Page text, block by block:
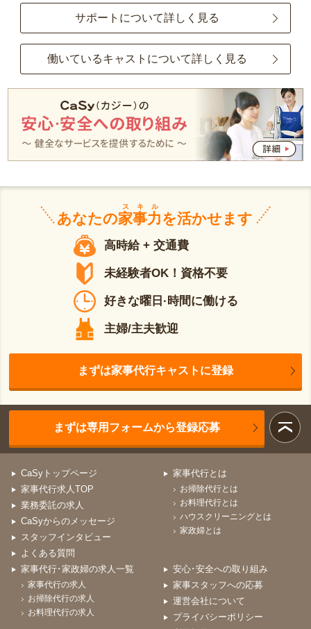
サポートについて詳しく見る
働いているキャストについて詳しく見る
あなたの家事力
スキル
を活かせます
高時給 + 交通費
未経験者OK！資格不要
好きな曜日·時間に働ける
主婦/主夫歓迎
まずは家事代行キャストに登録
まずは専用フォームから登録応募
CaSyトップページ
家事代行求人TOP
業務委託の求人
CaSyからのメッセージ
スタッフインタビュー
よくある質問
家事代行とは
お掃除代行とは
お料理代行とは
ハウスクリーニングとは
家政婦とは
家事代行･家政婦の求人一覧
家事代行の求人
お掃除代行の求人
お料理代行の求人
安心･安全への取り組み
家事スタッフへの応募
運営会社について
プライバシーポリシー